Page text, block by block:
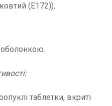
(E172)).
таблетки, вкриті